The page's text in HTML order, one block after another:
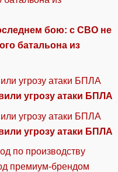
бою: с СВО не
батальона из
угрозу атаки БПЛА
угрозу атаки БПЛА